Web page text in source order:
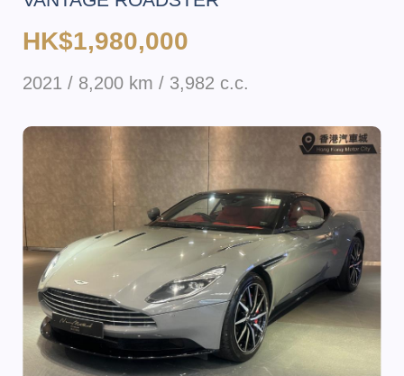
HK$1,980,000
2021 / 8,200 km / 3,982 c.c.